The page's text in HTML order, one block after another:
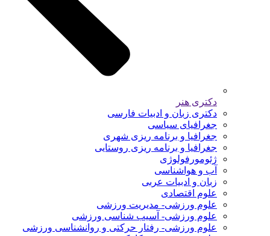
دکتری هنر
دکتری زبان و ادبیات فارسی
جغرافیای سیاسی
جغرافیا و برنامه ریزی شهری
جغرافیا و برنامه ریزی روستایی
ژئومورفولوژی
آب و هواشناسی
زبان و ادبیات عربی
علوم اقتصادی
علوم ورزشی- مدیریت ورزشی
علوم ورزشی- آسیب شناسی ورزشی
علوم ورزشی- رفتار حرکتی و روانشناسی ورزشی